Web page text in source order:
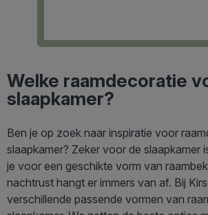
Welke raamdecoratie
slaapkamer?
Ben je op zoek naar inspiratie voor
slaapkamer? Zeker voor de slaapkamer
je voor een geschikte vorm van
nachtrust hangt er immers van af. Bij
verschillende passende vormen van